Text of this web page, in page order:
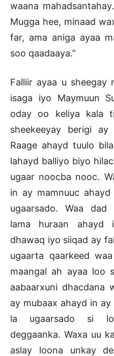
waana
Mugga hee, minaad
far, ama aniga ayaa
soo qaadaaya.”
Falliir ayaa u sheegay
isaga iyo Maymuun
oday oo keliya kala
sheekeeyay berigi ay
Raage ahayd tuulo
lahayd balliyo biyo
ugaar noocba nooc.
in ay mamnuuc
ugaarsado. Waa dad
lama huraan ahayd
dhawaq iyo siiqad ay
ugaarta qaarkeed
maangal ah ayaa loo
aabaarxuni dhacdana
ay mubaax ahayd in
la ugaarsado si
deggaanka. Waxa uu
aslay loona unkay